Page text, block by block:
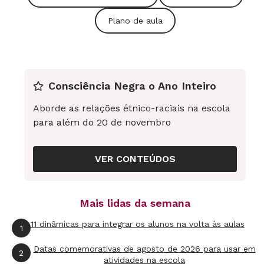
Você pode encerrar essa parte com uma
Plano de aula
Consciência Negra o Ano Inteiro
Aborde as relações étnico-raciais na escola
para além do 20 de novembro
VER CONTEÚDOS
Mais lidas da semana
1 11 dinâmicas para integrar os alunos na volta às aulas
2
Datas comemorativas de agosto de 2026 para usar em
atividades na escola